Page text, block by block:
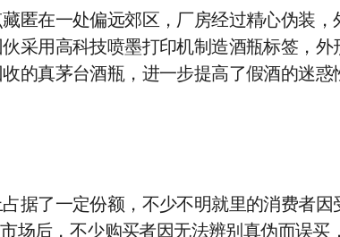
匿在一处偏远郊区，厂房经过精心伪装，
采用高科技喷墨打印机制造酒瓶标签，外
的真茅台酒瓶，进一步提高了假酒的迷惑
据了一定份额，不少不明就里的消费者因
场后，不少购买者因无法辨别真伪而误买